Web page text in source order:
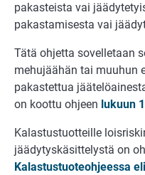
pakasteista vai
pakastamisesta vai
Tätä ohjetta sovelletaan
mehujäähän tai muuhun
pakastettua
on koottu ohjeen lukuun
Kalastustuotteille
jäädytyskäsittelystä on
Kalastustuoteohjeessa